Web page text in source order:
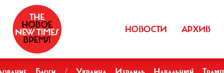
НОВОСТИ АРХИВ